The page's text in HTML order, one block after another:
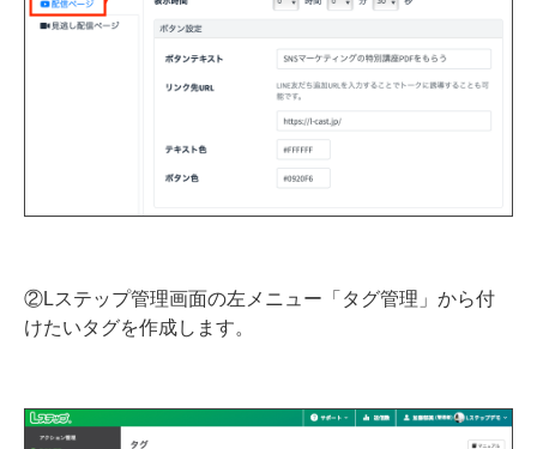
②Lステップ管理画面の左メニュー「タグ管理」から付
けたいタグを作成します。